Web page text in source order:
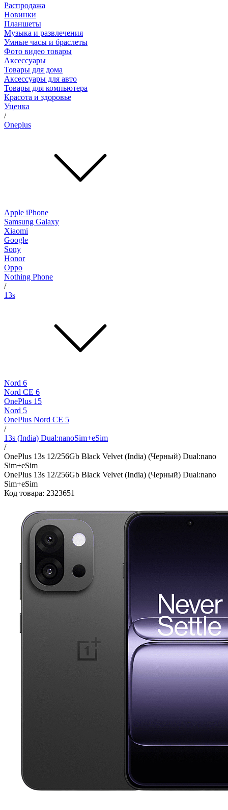
Распродажа
Новинки
Планшеты
Музыка и развлечения
Умные часы и браслеты
Фото видео товары
Аксессуары
Товары для дома
Аксессуары для авто
Товары для компьютера
Красота и здоровье
Уценка
/
Oneplus
Apple iPhone
Samsung Galaxy
Xiaomi
Google
Sony
Honor
Oppo
Nothing Phone
/
13s
Nord 6
Nord CE 6
OnePlus 15
Nord 5
OnePlus Nord CE 5
/
13s (India) Dual:nanoSim+eSim
/
OnePlus 13s 12/256Gb Black Velvet (India) (Черный) Dual:nano
Sim+eSim
OnePlus 13s 12/256Gb Black Velvet (India) (Черный) Dual:nano
Sim+eSim
Код товара: 2323651